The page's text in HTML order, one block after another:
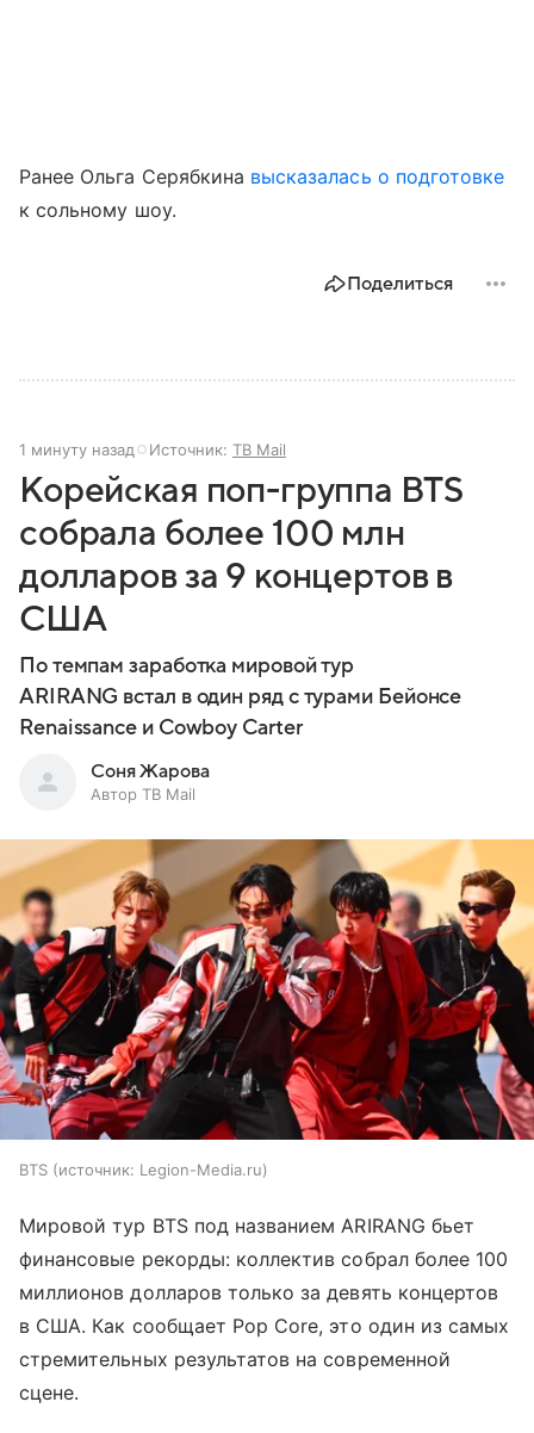
Ранее Ольга Серябкина высказалась о подготовке
к сольному шоу.
Поделиться
1 минуту назад Источник: ТВ Mail
Корейская поп-группа BTS
собрала более 100 млн
долларов за 9 концертов в
США
По темпам заработка мировой тур
ARIRANG встал в один ряд с турами Бейонсе
Renaissance и Cowboy Carter
Соня Жарова
Автор ТВ Mail
BTS источник: Legion-Media.ru
Мировой тур BTS под названием ARIRANG бьет
финансовые рекорды: коллектив собрал более 100
миллионов долларов только за девять концертов
в США. Как сообщает Pop Core, это один из самых
стремительных результатов на современной
сцене.